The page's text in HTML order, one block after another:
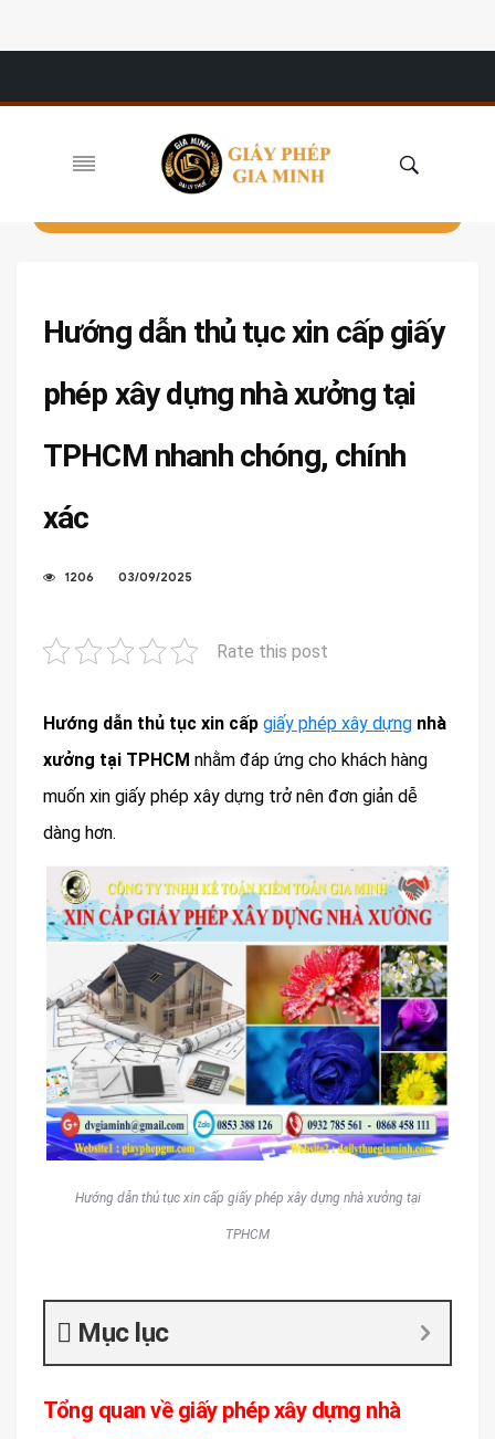
Hướng dẫn thủ tục xin cấp giấy
phép xây dựng nhà xưởng tại
TPHCM nhanh chóng, chính
xác
1206 03/09/2025
Rate this post
Hướng dẫn thủ tục xin cấp giấy phép xây dựng nhà
xưởng tại TPHCM nhằm đáp ứng cho khách hàng
muốn xin giấy phép xây dựng trở nên đơn giản dễ
dàng hơn.
Hướng dẫn thủ tục xin cấp giấy phép xây dựng nhà xưởng tại
TPHCM
Mục lục
Tổng quan về giấy phép xây dựng nhà